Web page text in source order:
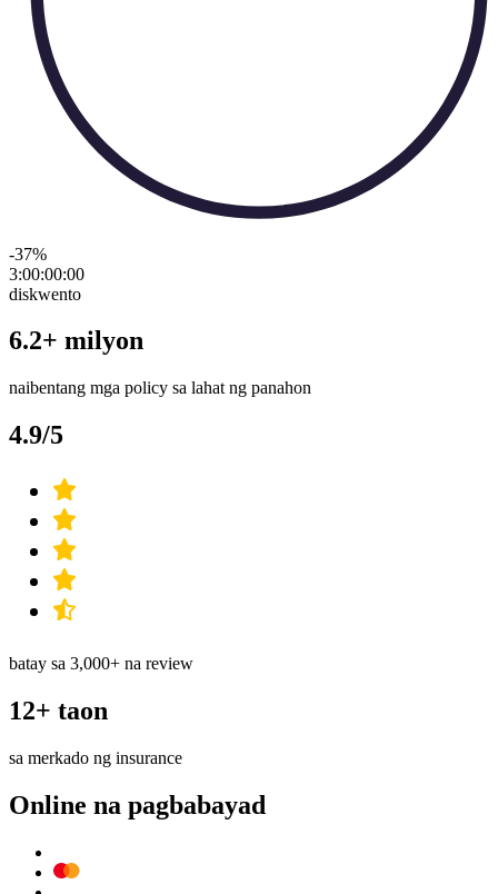
-37%
3:00:00:00
diskwento
6.2+ milyon
naibentang mga policy sa lahat ng panahon
4.9/5
batay sa 3,000+ na review
12+ taon
sa merkado ng insurance
Online na pagbabayad